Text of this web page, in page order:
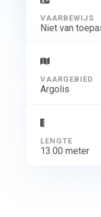
VAARBEWIJS
VAARGEBIED
Argolis
LENGTE
13.00 meter